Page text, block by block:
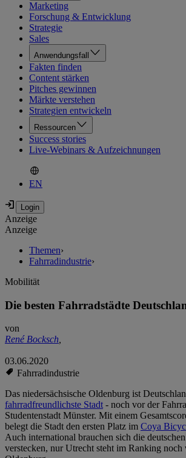
Marketing
Forschung & Entwicklung
Strategie
Sales
Anwendungsfall
Fakten finden
Content stärken
Pitches gewinnen
Märkte verstehen
Strategien entwickeln
Ressourcen
Success stories
Live-Webinars & Aufzeichnungen
EN
Anzeige
Anzeige
Themen›
Fahrradindustrie›
Mobilität
Die besten Fahrradstädte
von
René Bocksch,
03.06.2020
Fahrradindustrie
Das niedersächsische Oldenburg ist
fahrradfreundlichste Stadt- noch vor der
Studentenstadt Münster. Mit einem
belegt die Stadt den ersten Platz im Coya
Auch international brauchen sich die
verstecken, nur Utrecht steht im Ranking